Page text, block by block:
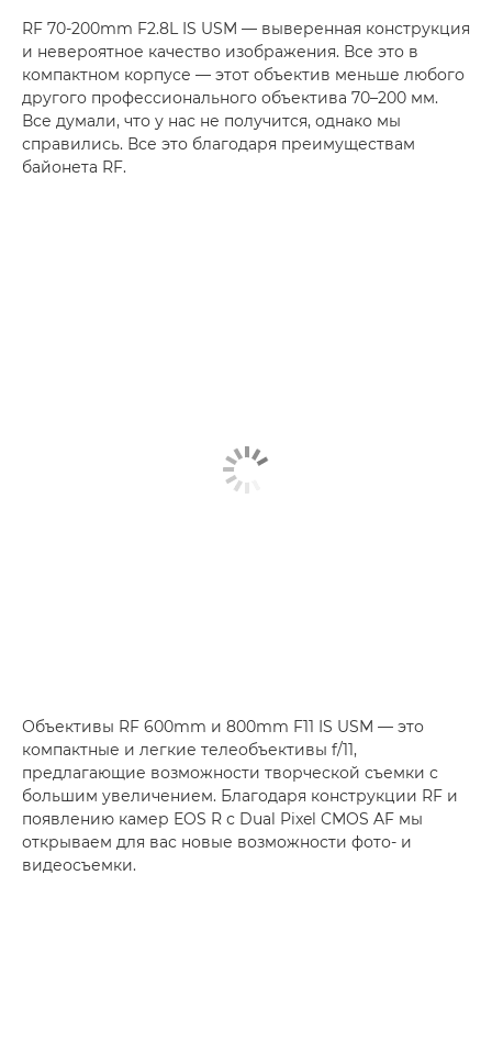
RF 70-200mm F2.8L IS USM — выверенная конструкция
и невероятное качество изображения. Все это в
компактном корпусе — этот объектив меньше любого
другого профессионального объектива 70–200 мм.
Все думали, что у нас не получится, однако мы
справились. Все это благодаря преимуществам
байонета RF.
Объективы RF 600mm и 800mm F11 IS USM — это
компактные и легкие телеобъективы f/11,
предлагающие возможности творческой съемки с
большим увеличением. Благодаря конструкции RF и
появлению камер EOS R с Dual Pixel CMOS AF мы
открываем для вас новые возможности фото- и
видеосъемки.